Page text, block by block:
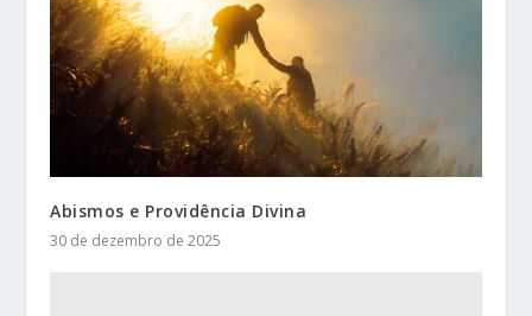
Abismos e Providência Divina
30 de dezembro de 2025